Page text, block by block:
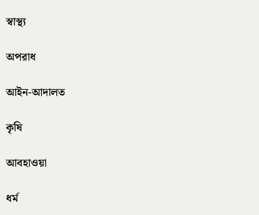
স্বাস্থ্য
অপরাধ
আইন-আদালত
কৃষি
আবহাওয়া
ধর্ম